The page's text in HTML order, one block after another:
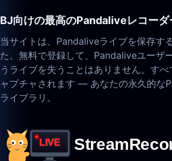
BJ向けの最高のPandaliveレコーダ
当サイトは、Pandaliveライブを保存す
た。無料で登録して、Pandaliveユーザ
うライブを失うことはありません。す
ャプチャされます — あなたの永久的な
ライブラリ。